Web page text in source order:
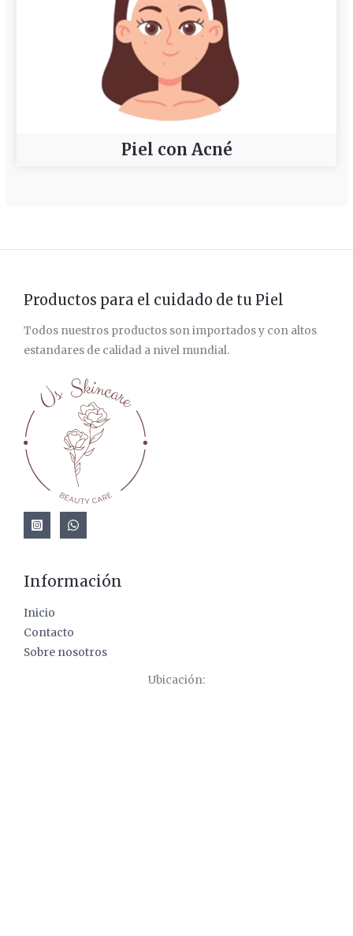
Piel con Acné
Productos para el cuidado de tu Piel
Todos nuestros productos son importados y con altos
estandares de calidad a nivel mundial.
Información
Inicio
Contacto
Sobre nosotros
Ubicación: